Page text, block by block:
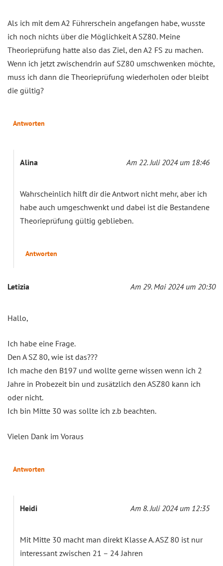
Als ich mit dem A2 Führerschein angefangen habe, wusste
ich noch nichts über die Möglichkeit A SZ80. Meine
Theorieprüfung hatte also das Ziel, den A2 FS zu machen.
Wenn ich jetzt zwischendrin auf SZ80 umschwenken möchte,
muss ich dann die Theorieprüfung wiederholen oder bleibt
die gültig?
Antworten
Alina Am 22. Juli 2024 um 18:46
Wahrscheinlich hilft dir die Antwort nicht mehr, aber ich
habe auch umgeschwenkt und dabei ist die Bestandene
Theorieprüfung gültig geblieben.
Antworten
Letizia Am 29. Mai 2024 um 20:30
Hallo,
Ich habe eine Frage.
Den A SZ 80, wie ist das???
Ich mache den B197 und wollte gerne wissen wenn ich 2
Jahre in Probezeit bin und zusätzlich den ASZ80 kann ich
oder nicht.
Ich bin Mitte 30 was sollte ich z.b beachten.
Vielen Dank im Voraus
Antworten
Heidi Am 8. Juli 2024 um 12:35
Mit Mitte 30 macht man direkt Klasse A. ASZ 80 ist nur
interessant zwischen 21 – 24 Jahren